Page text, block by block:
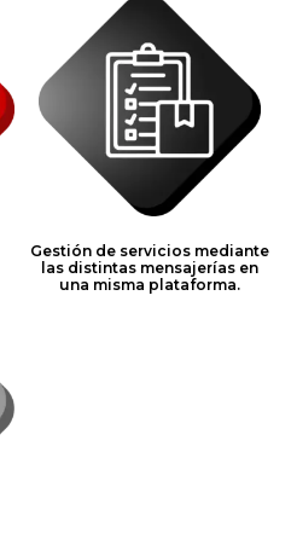
Gestión de servicios mediante
las distintas mensajerías en
una misma plataforma.